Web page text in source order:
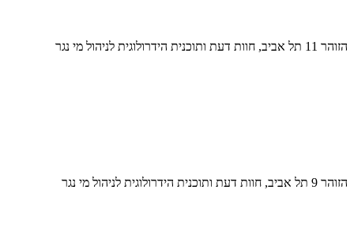
הזוהר 11 תל אביב, חוות דעת ותוכנית הידרולוגית לניהול מי נגר
הזוהר 9 תל אביב, חוות דעת ותוכנית הידרולוגית לניהול מי נגר